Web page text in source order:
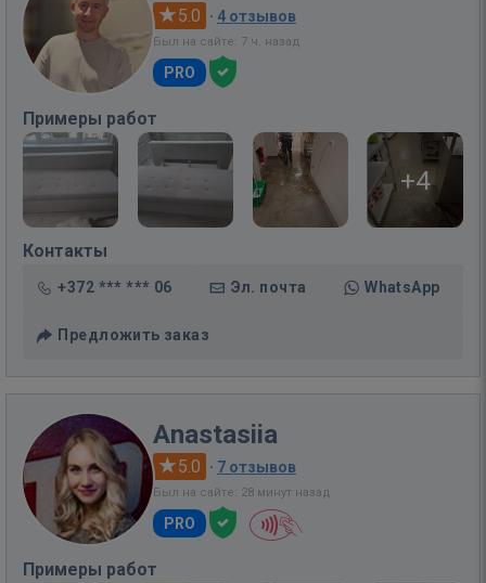
5.0 · 4 отзывов
Был на сайте: 7 ч. назад
PRO
Примеры работ
+4
Контакты
+372 *** *** 06 Эл. почта WhatsApp
Предложить заказ
Anastasiia
5.0 · 7 отзывов
Был на сайте: 28 минут назад
PRO
Примеры работ